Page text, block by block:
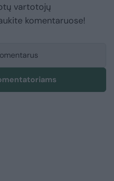
vartotojų
komentaruose!